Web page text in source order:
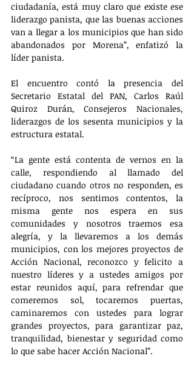
ciudadanía, está muy claro que existe ese
liderazgo panista, que las buenas acciones
van a llegar a los municipios que han sido
abandonados por Morena”, enfatizó la
líder panista.
El encuentro contó la presencia del
Secretario Estatal del PAN, Carlos Raúl
Quiroz Durán, Consejeros Nacionales,
liderazgos de los sesenta municipios y la
estructura estatal.
“La gente está contenta de vernos en la
calle, respondiendo al llamado del
ciudadano cuando otros no responden, es
recíproco, nos sentimos contentos, la
misma gente nos espera en sus
comunidades y nosotros traemos esa
alegría, y la llevaremos a los demás
municipios, con los mejores proyectos de
Acción Nacional, reconozco y felicito a
nuestro líderes y a ustedes amigos por
estar reunidos aquí, para refrendar que
comeremos sol, tocaremos puertas,
caminaremos con ustedes para lograr
grandes proyectos, para garantizar paz,
tranquilidad, bienestar y seguridad como
lo que sabe hacer Acción Nacional”.